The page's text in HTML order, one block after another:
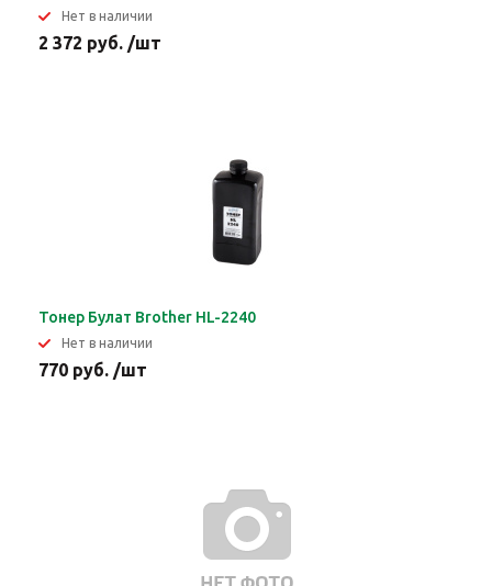
Нет в наличии
2 372 руб. /шт
Тонер Булат Brother HL-2240
Нет в наличии
770 руб. /шт